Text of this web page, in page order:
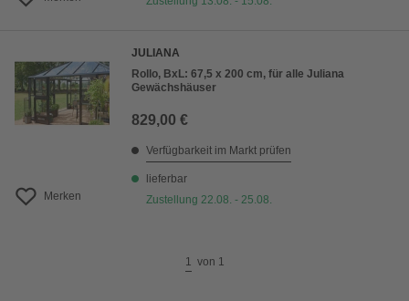
Merken
JULIANA
Rollo, BxL: 67,5 x 200 cm, für alle Juliana
Gewächshäuser
829,00 €
Verfügbarkeit im Markt prüfen
lieferbar
Zustellung 22.08. - 25.08.
1 von 1